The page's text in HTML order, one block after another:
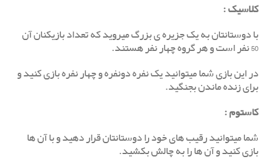
کلاسیک:
با دوستانتان به یک جزیره ی بزرگ میروید که تعداد بازیکنان آن
50 نفر است و هر گروه چهار نفر هستند.
در این بازی شما میتوانید یک نفره دونفره و چهار نفره بازی کنید و
برای زنده ماندن بجنگید.
کاستوم:
شما میتوانید رقیب های خود را دوستانتان قرار دهید و با آن ها
بازی کنید و آن ها را به چالش بکشید.